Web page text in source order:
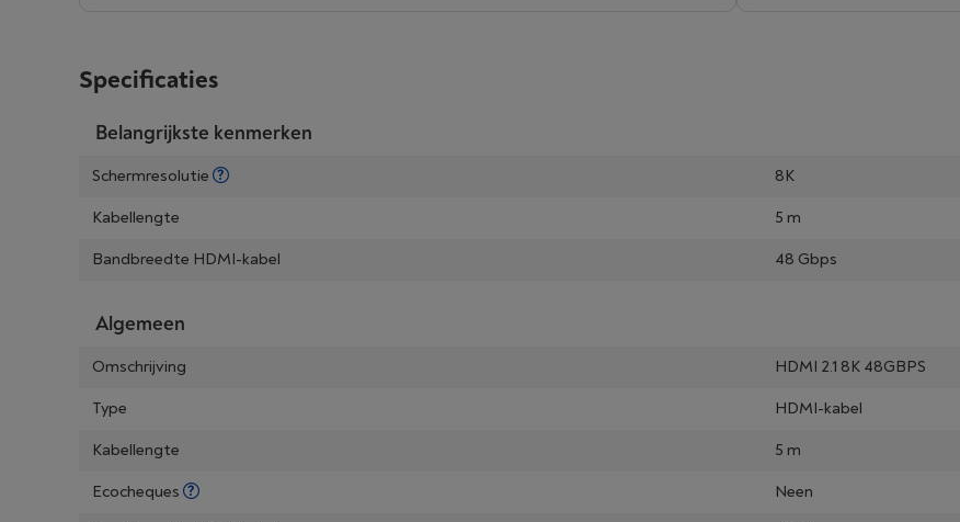
Specificaties
Belangrijkste kenmerken
Schermresolutie
8K
Kabellengte
5 m
Bandbreedte HDMI-kabel
48 Gbps
Algemeen
Omschrijving
HDMI 2.1 8K 48GBPS
Type
HDMI-kabel
Kabellengte
5 m
Ecocheques
Neen